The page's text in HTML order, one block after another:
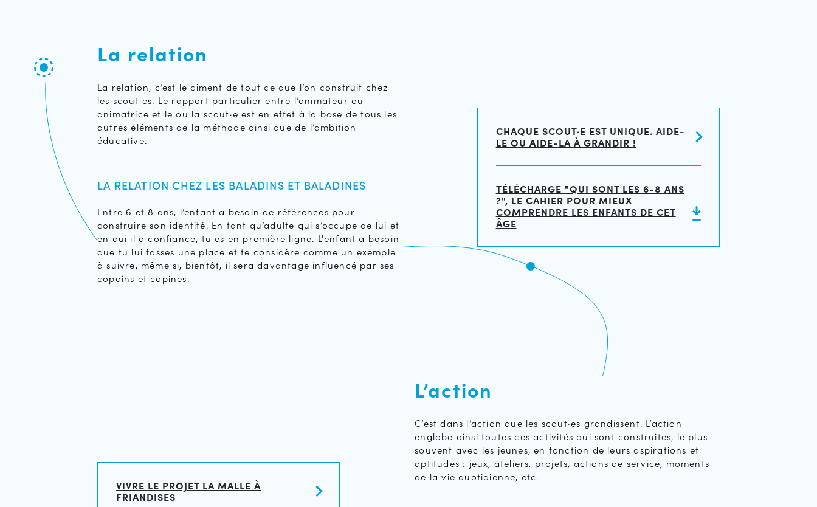
La relation
La relation, c’est le ciment de tout ce que l’on construit chez
les scout·es. Le rapport particulier entre l’animateur ou
animatrice et le ou la scout·e est en effet à la base de tous les
autres éléments de la méthode ainsi que de l’ambition
éducative.
LA RELATION CHEZ LES BALADINS ET BALADINES
Entre 6 et 8 ans, l’enfant a besoin de références pour
construire son identité. En tant qu’adulte qui s’occupe de lui et
en qui il a confiance, tu es en première ligne. L'enfant a besoin
que tu lui fasses une place et te considère comme un exemple
à suivre, même si, bientôt, il sera davantage influencé par ses
copains et copines.
CHAQUE SCOUT·E EST UNIQUE. AIDE-
LE OU AIDE-LA À GRANDIR !
TÉLÉCHARGE "QUI SONT LES 6-8 ANS
?", LE CAHIER POUR MIEUX
COMPRENDRE LES ENFANTS DE CET
ÂGE
L’action
C’est dans l’action que les scout·es grandissent. L’action
englobe ainsi toutes ces activités qui sont construites, le plus
souvent avec les jeunes, en fonction de leurs aspirations et
aptitudes : jeux, ateliers, projets, actions de service, moments
de la vie quotidienne, etc.
VIVRE LE PROJET LA MALLE À
FRIANDISES